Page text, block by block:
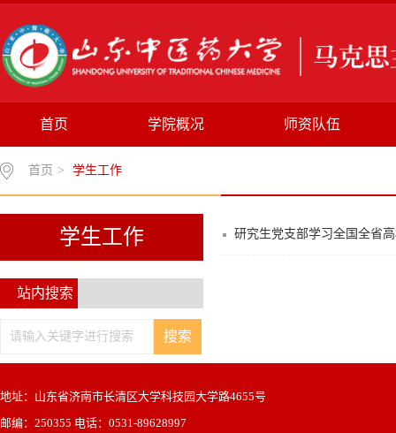
首页 学院概况 师资队伍
首页 > 学生工作
学生工作
站内搜索
研究生党支部学习全国全省
地址：山东省济南市长清区大学科技园大学路4655号
邮编：250355 电话：0531-89628997